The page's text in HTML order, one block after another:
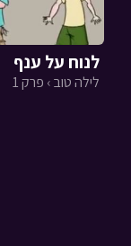
לנוח על ענף
לילה טוב › פרק 1